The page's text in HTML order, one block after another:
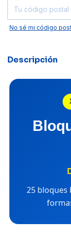
No sé mi código
Descripción
25 bloques